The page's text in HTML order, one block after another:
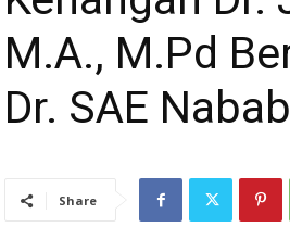
M.A., M.Pd
Dr. SAE
Share